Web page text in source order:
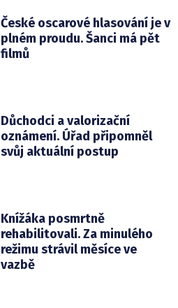
České oscarové hlasování je v
plném proudu. Šanci má pět
filmů
Důchodci a valorizační
oznámení. Úřad připomněl
svůj aktuální postup
Knížáka posmrtně
rehabilitovali. Za minulého
režimu strávil měsíce ve
vazbě